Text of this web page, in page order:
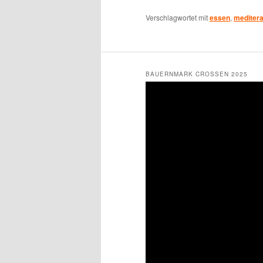
Verschlagwortet mitessen,
BAUERNMARK CROSSEN 2025